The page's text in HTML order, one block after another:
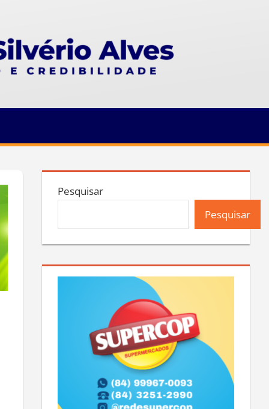
Pesquisar
Pesquisar